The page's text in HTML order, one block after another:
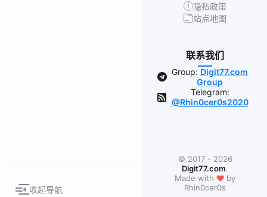
收起导航
隐私政策
站点地图
联系我们
Group: Digit77.com
Group
Telegram:
@Rhin0cer0s2020
© 2017 - 2026
Digit77.com.
Made with ❤ by
Rhin0cer0s